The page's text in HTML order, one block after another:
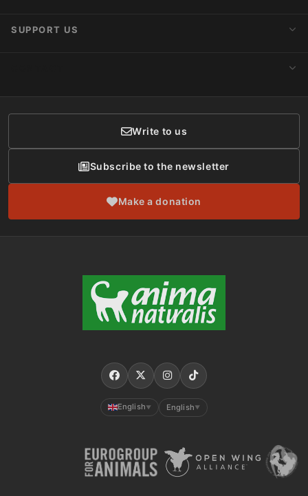
About AnimaNaturalis
SUPPORT US
Donor Care
Write to us
Subscribe to the newsletter
Make a donation
English ▼ English ▼